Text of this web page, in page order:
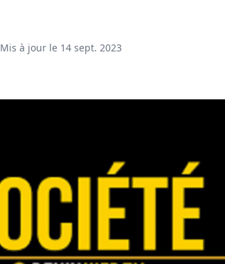
Mis à jour le 14 sept. 2023